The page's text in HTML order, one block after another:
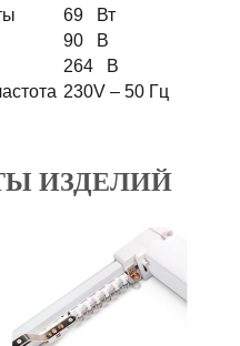
69 Вт
90 В
264 В
230V – 50 Гц
ИЗДЕЛИЙ